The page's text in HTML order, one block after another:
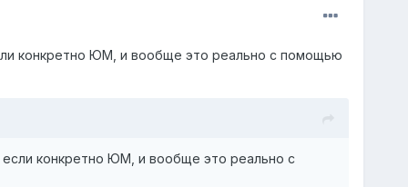
конкретно ЮМ, и вообще это реально с помощью
конкретно ЮМ, и вообще это реально с